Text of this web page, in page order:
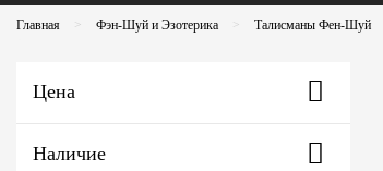
Главная Фэн-Шуй и Эзотерика Талисманы Фен-Шуй
Цена
Наличие